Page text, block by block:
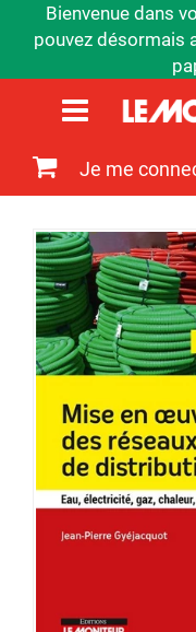
Bienvenue dans
pouvez désormais
Je me